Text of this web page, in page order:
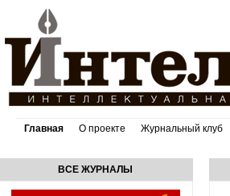
Главная О проекте Журнальный клуб
ВСЕ ЖУРНАЛЫ